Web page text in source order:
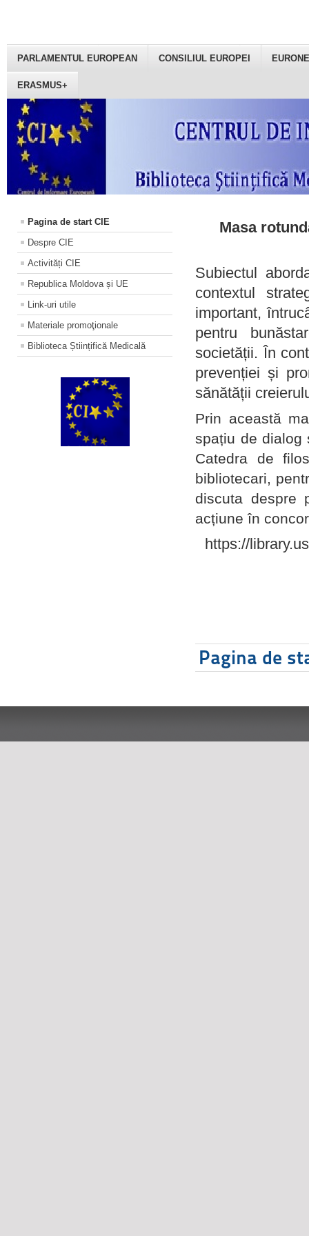
PARLAMENTUL EUROPEAN CONSILIUL EUROPEI
ERASMUS+
Pagina de start CIE
Despre CIE
Activități CIE
Republica Moldova și UE
Link-uri utile
Materiale promoţionale
Biblioteca Științifică Medicală
Masa
Subiectul
contextul
important,
pentru
societății. În
prevenției și
sănătății
Prin această
spațiu de dialog
Catedra de
bibliotecari,
discuta despre
acțiune în
https://
Pagina de